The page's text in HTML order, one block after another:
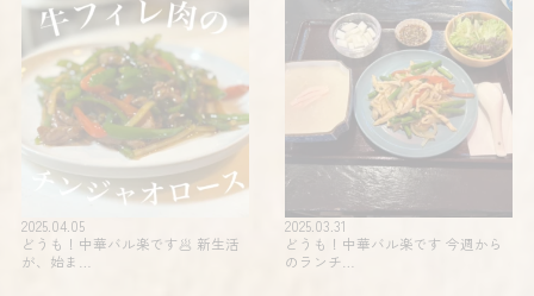
2025.04.05
どうも！中華バル楽です🥟 新生活
が、始ま…
2025.03.31
どうも！中華バル楽です 今週から
のランチ…